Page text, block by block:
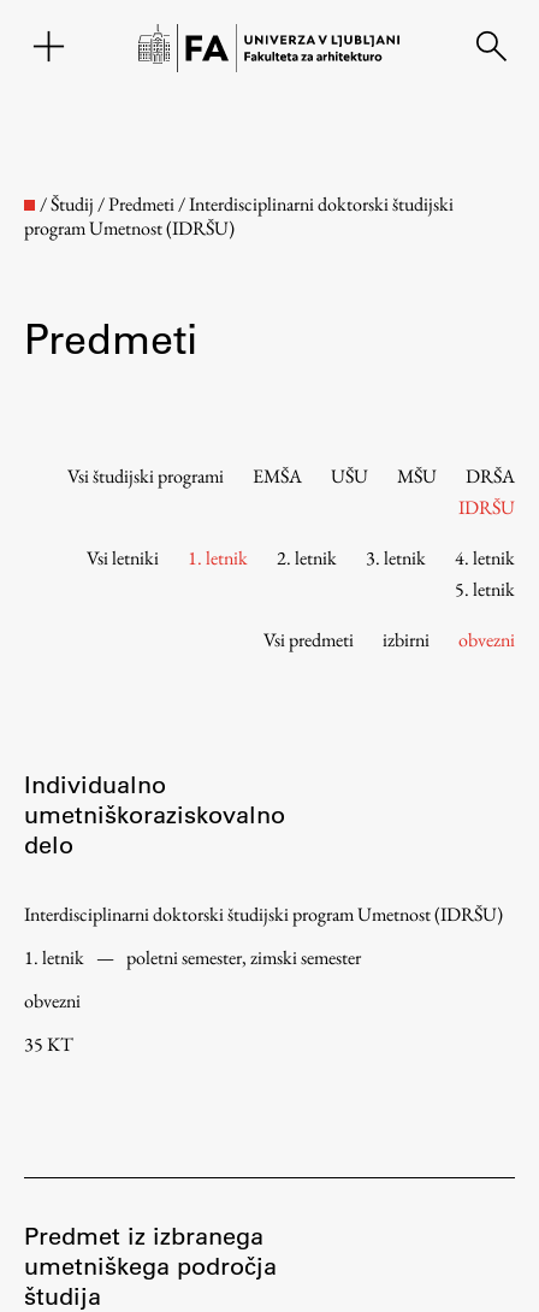
Osebje
Tržna dejavnost
Kontakti
Intranet UL FA
Intranet UL
Osebni portal FIORI
Študentske informacije
Urniki
/Študij/Predmeti/Interdisciplinarni doktorski študijski
program Umetnost (IDRŠU)
Predmeti
Vsi študijski programi EMŠA UŠU MŠU
DRŠA
IDRŠU
Vsi letniki
1. letnik 2. letnik 3. letnik
4. letnik
5. letnik
Vsi predmeti
izbirni obvezni
Individualno
umetniškoraziskovalno
delo
Interdisciplinarni doktorski študijski program Umetnost (IDRŠU)
1. letnik — poletni semester, zimski semester
obvezni
35 KT
Predmet iz izbranega
umetniškega področja
študija